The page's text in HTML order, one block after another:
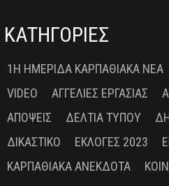
ΚΑΤΗΓΟΡΙΕΣ
1Η ΗΜΕΡΊΔΑ ΚΑΡΠΑΘΙΑΚΆ ΝΈΑ
VIDEO
ΑΓΓΕΛΊΕΣ ΕΡΓΑΣΊΑΣ
ΑΠΌΨΕΙΣ
ΔΕΛΤΊΑ ΤΎΠΟΥ
ΔΙΚΑΣΤΙΚΌ
ΕΚΛΟΓΈΣ 2023
ΚΑΡΠΑΘΙΑΚΆ ΑΝΈΚΔΟΤΑ